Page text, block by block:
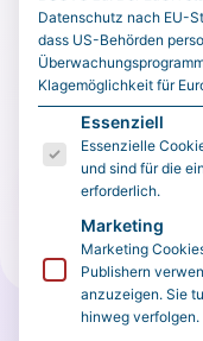
compared with
14 months. That
defensive side did
taken more than …
Tipp: Wenn du
den Plugin-
Datenschutz nach EU-
dass US-Behörden
Klagemöglichkeit für
Es folgt eine
Essenziell
Essenzielle
und sind für die
erforderlich.
Marketing
Marketing
Publishern
anzuzeigen. Sie
hinweg verfolgen.